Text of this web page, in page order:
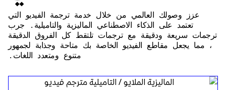
عزز وصولك العالمي من خلال خدمة ترجمة الفيديو التي
تعتمد على الذكاء الاصطناعي الماليزية والتاميلية. جرب
ترجمات سريعة ودقيقة مع ترجمات تلتقط كل الفروق الدقيقة
، مما يجعل مقاطع الفيديو الخاصة بك متاحة وجذابة لجمهور
متنوع ومتعدد اللغات.